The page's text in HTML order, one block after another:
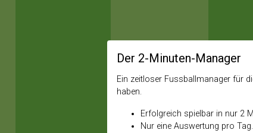
Der 2-Minuten-Manager
Ein zeitloser Fussballmanager für
haben.
Erfolgreich spielbar in nur 2
Nur eine Auswertung pro Tag.